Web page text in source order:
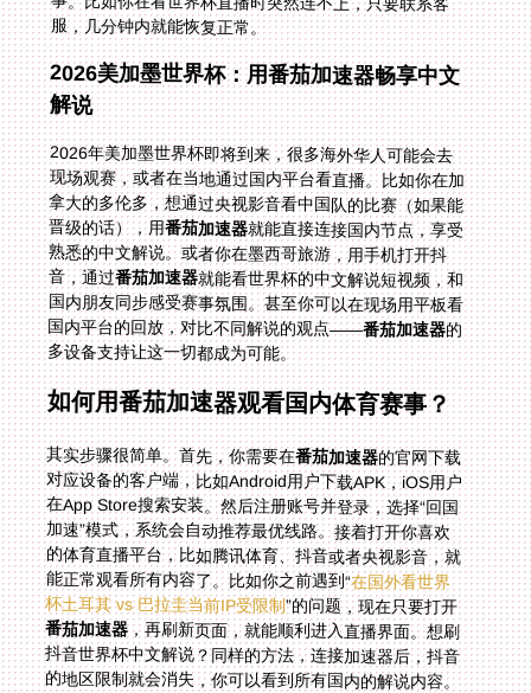
服，几分钟内就能恢复正常。
2026美加墨世界杯：用番茄加速器畅享中文
解说
2026年美加墨世界杯即将到来，很多海外华人可能会去
现场观赛，或者在当地通过国内平台看直播。比如你在加
拿大的多伦多，想通过央视影音看中国队的比赛（如果能
晋级的话），用番茄加速器就能直接连接国内节点，享受
熟悉的中文解说。或者你在墨西哥旅游，用手机打开抖
音，通过番茄加速器就能看世界杯的中文解说短视频，和
国内朋友同步感受赛事氛围。甚至你可以在现场用平板看
国内平台的回放，对比不同解说的观点——番茄加速器的
多设备支持让这一切都成为可能。
如何用番茄加速器观看国内体育赛事？
其实步骤很简单。首先，你需要在番茄加速器的官网下载
对应设备的客户端，比如Android用户下载APK，iOS用户
在App Store搜索安装。然后注册账号并登录，选择“回国
加速”模式，系统会自动推荐最优线路。接着打开你喜欢
的体育直播平台，比如腾讯体育、抖音或者央视影音，就
能正常观看所有内容了。比如你之前遇到“在国外看世界
杯土耳其 vs 巴拉圭当前IP受限制”的问题，现在只要打开
番茄加速器，再刷新页面，就能顺利进入直播界面。想刷
抖音世界杯中文解说？同样的方法，连接加速器后，抖音
的地区限制就会消失，你可以看到所有国内的解说内容。